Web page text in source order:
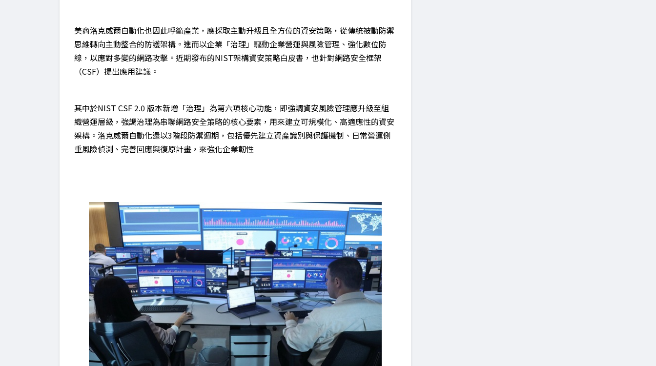
美商洛克威爾自動化也因此呼籲產業，應採取主動升級且全方位的資安策略，從傳統被動防禦
思維轉向主動整合的防護架構。進而以企業「治理」驅動企業營運與風險管理、強化數位防
線，以應對多變的網路攻擊。近期發布的NIST架構資安策略白皮書，也針對網路安全框架
（CSF）提出應用建議。
其中於NIST CSF 2.0 版本新增「治理」為第六項核心功能，即強調資安風險管理應升級至組
織營運層級，強調治理為串聯網路安全策略的核心要素，用來建立可規模化、高適應性的資安
架構。洛克威爾自動化還以3階段防禦週期，包括優先建立資產識別與保護機制、日常營運側
重風險偵測、完善回應與復原計畫，來強化企業韌性